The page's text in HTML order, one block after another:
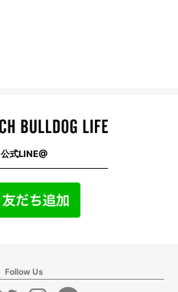
公式LINE@
Follow Us